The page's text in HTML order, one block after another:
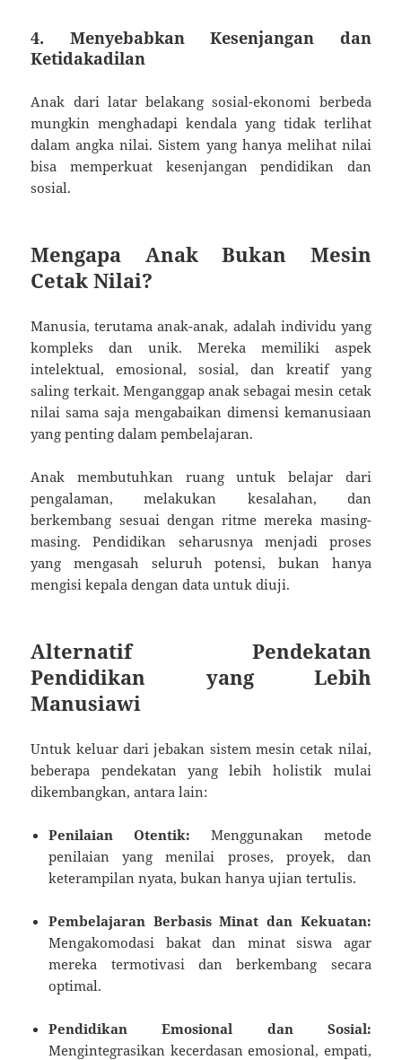
4. Menyebabkan Kesenjangan dan
Ketidakadilan
Anak dari latar belakang sosial-ekonomi berbeda
mungkin menghadapi kendala yang tidak terlihat
dalam angka nilai. Sistem yang hanya melihat nilai
bisa memperkuat kesenjangan pendidikan dan
sosial.
Mengapa Anak Bukan Mesin
Cetak Nilai?
Manusia, terutama anak-anak, adalah individu yang
kompleks dan unik. Mereka memiliki aspek
intelektual, emosional, sosial, dan kreatif yang
saling terkait. Menganggap anak sebagai mesin cetak
nilai sama saja mengabaikan dimensi kemanusiaan
yang penting dalam pembelajaran.
Anak membutuhkan ruang untuk belajar dari
pengalaman, melakukan kesalahan, dan
berkembang sesuai dengan ritme mereka masing-
masing. Pendidikan seharusnya menjadi proses
yang mengasah seluruh potensi, bukan hanya
mengisi kepala dengan data untuk diuji.
Alternatif Pendekatan
Pendidikan yang Lebih
Manusiawi
Untuk keluar dari jebakan sistem mesin cetak nilai,
beberapa pendekatan yang lebih holistik mulai
dikembangkan, antara lain:
Penilaian Otentik: Menggunakan metode
penilaian yang menilai proses, proyek, dan
keterampilan nyata, bukan hanya ujian tertulis.
Pembelajaran Berbasis Minat dan Kekuatan:
Mengakomodasi bakat dan minat siswa agar
mereka termotivasi dan berkembang secara
optimal.
Pendidikan Emosional dan Sosial:
Mengintegrasikan kecerdasan emosional, empati,